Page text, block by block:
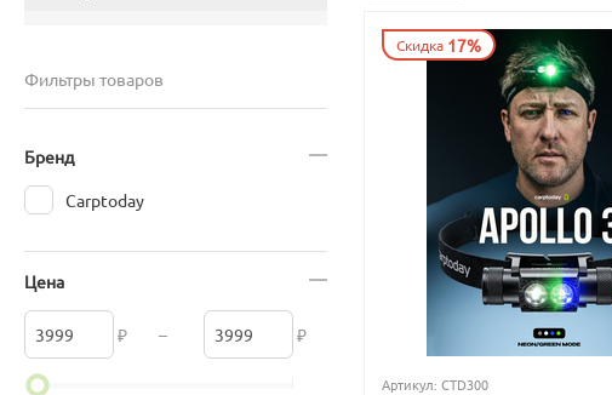
Скидка 17%
Артикул: CTD300
Фильтры товаров
Бренд
Carptoday
Цена
₽ – ₽